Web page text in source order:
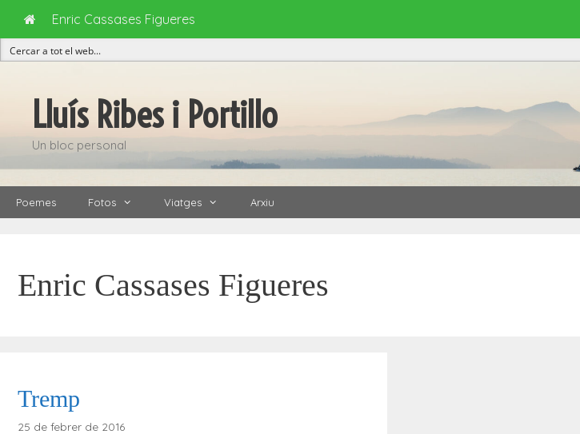
Lluís Ribes i Portillo
Un bloc personal
Poemes Fotos Viatges Arxiu
Enric Cassases Figueres
Tremp
25 de febrer de 2016
Enric Cassases Figueres